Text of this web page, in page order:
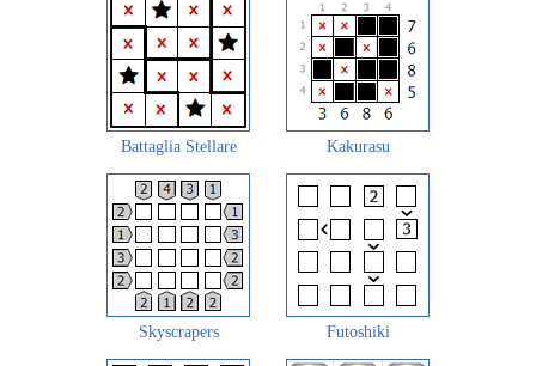
Battaglia Stellare Kakurasu
Skyscrapers Futoshiki